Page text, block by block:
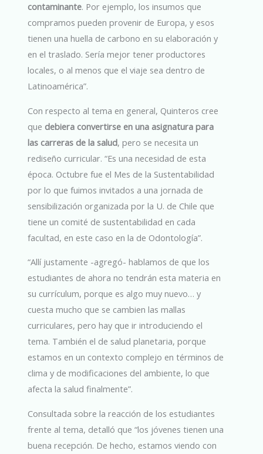
contaminante. Por ejemplo, los insumos que
compramos pueden provenir de Europa, y esos
tienen una huella de carbono en su elaboración y
en el traslado. Sería mejor tener productores
locales, o al menos que el viaje sea dentro de
Latinoamérica”.
Con respecto al tema en general, Quinteros cree
que debiera convertirse en una asignatura para
las carreras de la salud, pero se necesita un
rediseño curricular. “Es una necesidad de esta
época. Octubre fue el Mes de la Sustentabilidad
por lo que fuimos invitados a una jornada de
sensibilización organizada por la U. de Chile que
tiene un comité de sustentabilidad en cada
facultad, en este caso en la de Odontología”.
“Allí justamente -agregó- hablamos de que los
estudiantes de ahora no tendrán esta materia en
su currículum, porque es algo muy nuevo… y
cuesta mucho que se cambien las mallas
curriculares, pero hay que ir introduciendo el
tema. También el de salud planetaria, porque
estamos en un contexto complejo en términos de
clima y de modificaciones del ambiente, lo que
afecta la salud finalmente”.
Consultada sobre la reacción de los estudiantes
frente al tema, detalló que “los jóvenes tienen una
buena recepción. De hecho, estamos viendo con